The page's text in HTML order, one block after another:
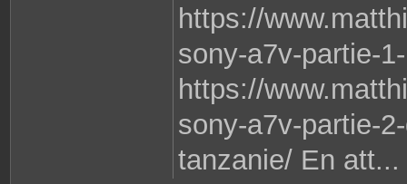
https://
sony-a7v-partie-
https://
sony-a7v-partie-
tanzanie/ En att...